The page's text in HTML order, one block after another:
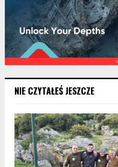
NIE CZYTAŁEŚ JESZCZE